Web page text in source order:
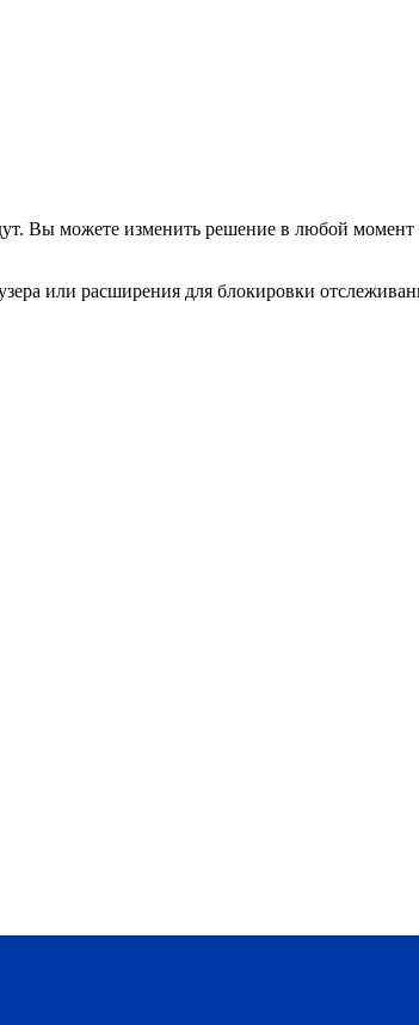
Вы можете изменить решение в любой момент
или расширения для блокировки